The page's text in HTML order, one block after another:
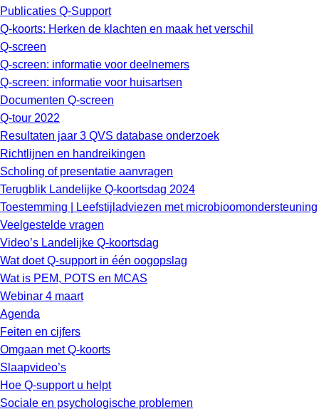
Publicaties Q-Support
Q-koorts: Herken de klachten en maak het verschil
Q-screen
Q-screen: informatie voor deelnemers
Q-screen: informatie voor huisartsen
Documenten Q-screen
Q-tour 2022
Resultaten jaar 3 QVS database onderzoek
Richtlijnen en handreikingen
Scholing of presentatie aanvragen
Terugblik Landelijke Q-koortsdag 2024
Toestemming | Leefstijladviezen met microbioomondersteuning
Veelgestelde vragen
Video’s Landelijke Q-koortsdag
Wat doet Q-support in één oogopslag
Wat is PEM, POTS en MCAS
Webinar 4 maart
Agenda
Feiten en cijfers
Omgaan met Q-koorts
Slaapvideo’s
Hoe Q-support u helpt
Sociale en psychologische problemen